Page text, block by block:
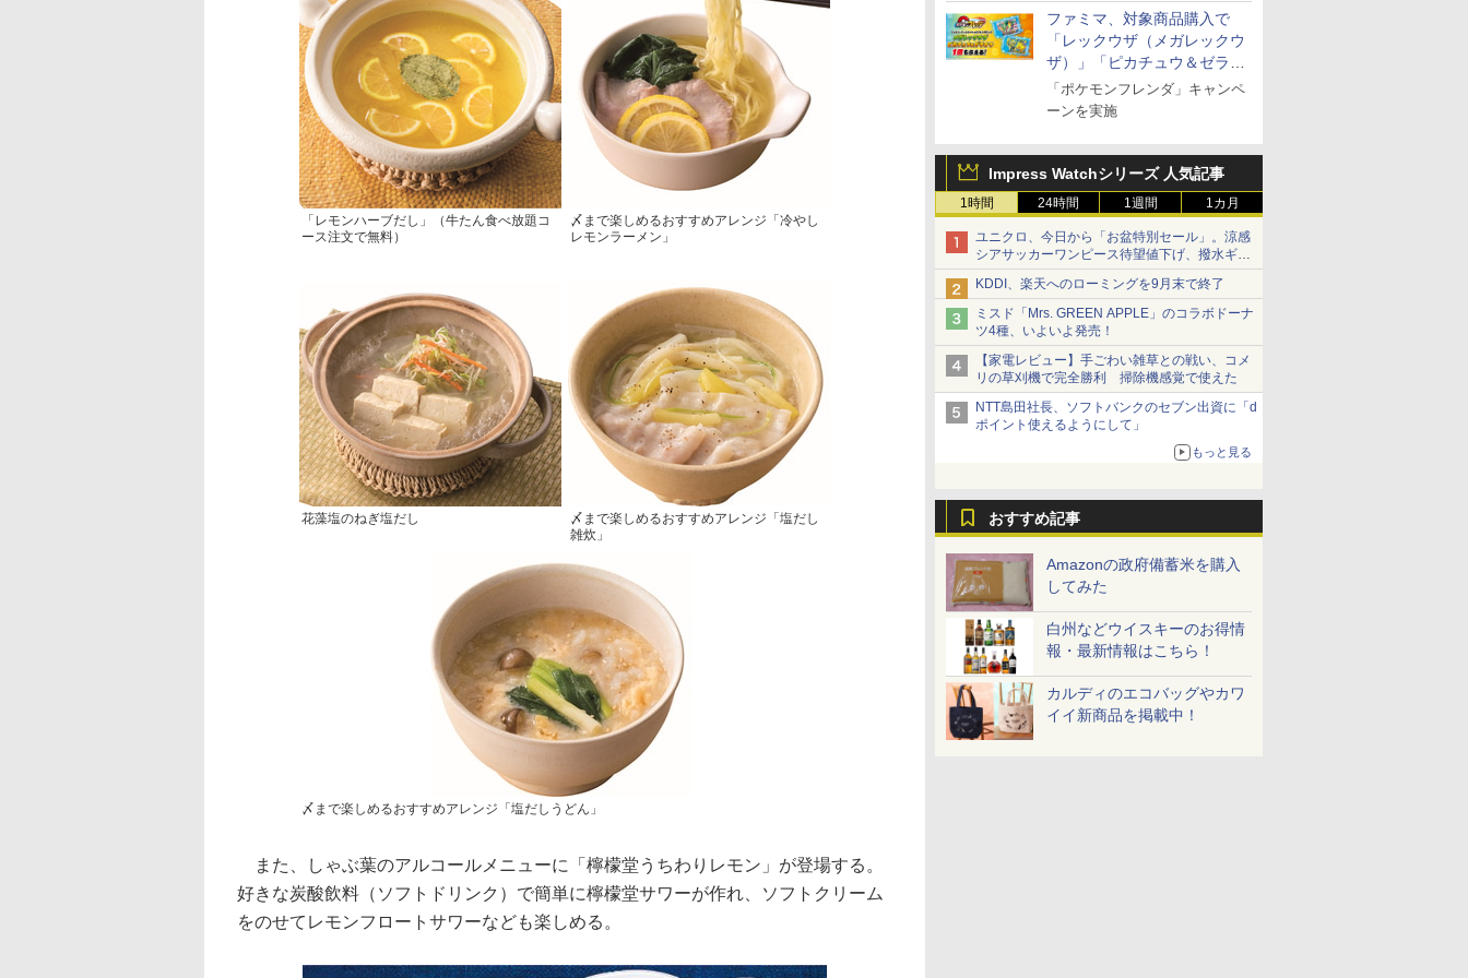
ファミマ、対象商品購入で
「レックウザ（メガレックウ
ザ）」「ピカチュウ＆ゼラオ
ラ」のフレンダピックがもら
える！
「ポケモンフレンダ」キャンペ
ーンを実施
Impress Watchシリーズ 人気記事
1時間 24時間 1週間 1カ月
ユニクロ、今日から「お盆特別セール」。涼感
シアサッカーワンピース待望値下げ、撥水ギア
ショーツは1990円に
KDDI、楽天へのローミングを9月末で終了
ミスド「Mrs. GREEN APPLE」のコラボドーナ
ツ4種、いよいよ発売！
【家電レビュー】手ごわい雑草との戦い、コメ
リの草刈機で完全勝利 掃除機感覚で使えた
NTT島田社長、ソフトバンクのセブン出資に「d
ポイント使えるようにして」
もっと見る
おすすめ記事
Amazonの政府備蓄米を購入
してみた
白州などウイスキーのお得情
報・最新情報はこちら！
カルディのエコバッグやカワ
イイ新商品を掲載中！
「レモンハーブだし」（牛たん食べ放題コ
ース注文で無料）
〆まで楽しめるおすすめアレンジ「冷やし
レモンラーメン」
花藻塩のねぎ塩だし
〆まで楽しめるおすすめアレンジ「塩だし
雑炊」
〆まで楽しめるおすすめアレンジ「塩だしうどん」
また、しゃぶ葉のアルコールメニューに「檸檬堂うちわりレモン」が登場する。
好きな炭酸飲料（ソフトドリンク）で簡単に檸檬堂サワーが作れ、ソフトクリーム
をのせてレモンフロートサワーなども楽しめる。